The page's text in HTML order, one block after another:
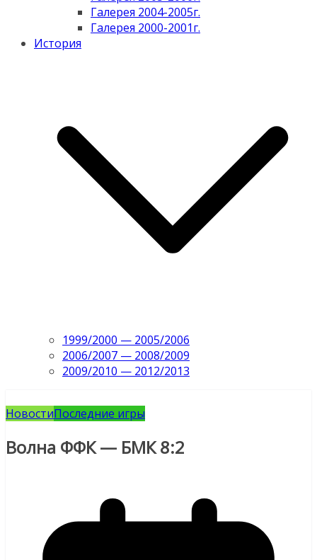
Галерея 2004-2005г.
Галерея 2000-2001г.
История
1999/2000 — 2005/2006
2006/2007 — 2008/2009
2009/2010 — 2012/2013
НовостиПоследние игры
Волна ФФК — БМК 8:2